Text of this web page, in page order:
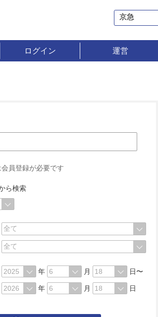
ログイン 運営
員登録が必要です
ら検索
年 月
日〜
年
月 日